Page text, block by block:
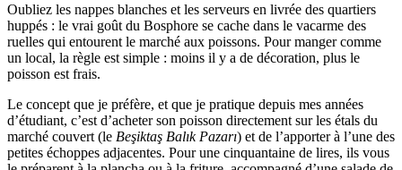
Oubliez les nappes blanches et les serveurs en livrée des quartiers
huppés : le vrai goût du Bosphore se cache dans le vacarme des
ruelles qui entourent le marché aux poissons. Pour manger comme
un local, la règle est simple : moins il y a de décoration, plus le
poisson est frais.
Le concept que je préfère, et que je pratique depuis mes années
d’étudiant, c’est d’acheter son poisson directement sur les étals du
marché couvert (le Beşiktaş Balık Pazarı) et de l’apporter à l’une des
petites échoppes adjacentes. Pour une cinquantaine de lires, ils vous